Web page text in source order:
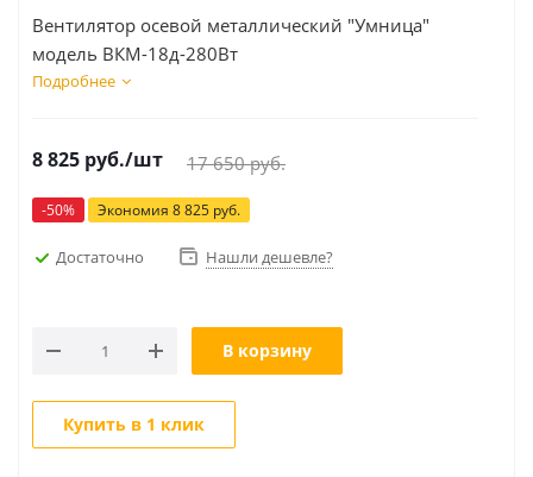
Вентилятор осевой металлический "Умница"
модель ВКМ-18д-280Вт
Подробнее
8 825 руб./шт 17 650руб.
-50% Экономия 8 825 руб.
Достаточно Нашли дешевле?
В корзину
Купить в 1 клик